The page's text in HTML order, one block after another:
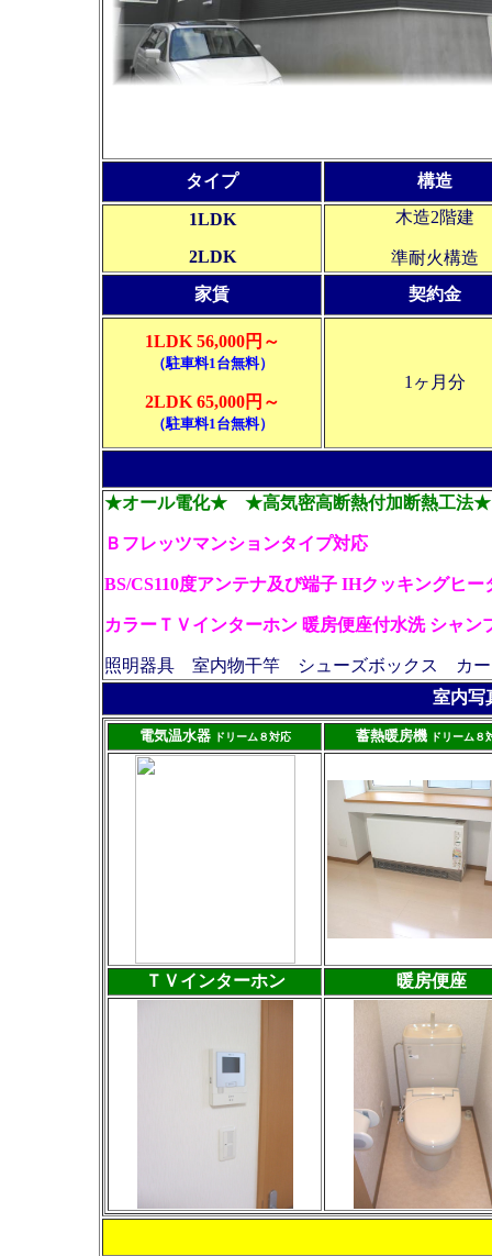
タイプ 構造
1LDK
2LDK
木造2階建
準耐火構造
家賃
契約金
1LDK 56,000円～
（駐車料1台無料）
2LDK 65,000円～
（駐車料1台無料）
1 ヶ月分
★オール電化★ ★高気密高断熱付加断熱工法★
Ｂフレッツマンションタイプ対応
BS/CS110度アンテナ及び端子 IHクッキングヒ
カラーＴＶインターホン 暖房便座付水洗 シャ
照明器具 室内物干竿 シューズボックス
カ
室内写
電気温水器 ドリーム８対応 蓄熱暖房機 ドリーム８
ＴＶインターホン 暖房便座